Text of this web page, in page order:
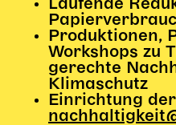
Laufende
Produktionen,
Workshops zu
gerechte
Klimaschutz
Einrichtung